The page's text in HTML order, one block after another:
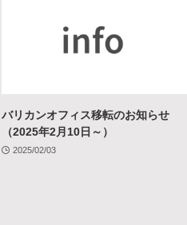
バリカンオフィス移転のお知らせ
（2025年2月10日～）
2025/02/03